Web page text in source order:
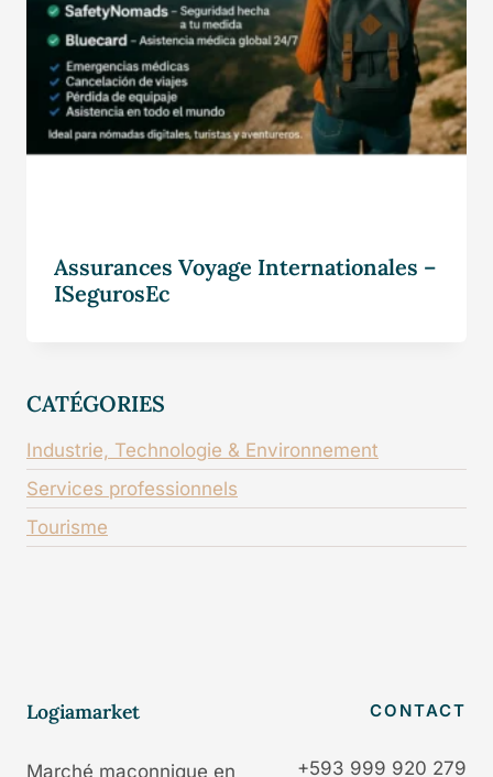
Assurances Voyage Internationales –
ISegurosEc
CATÉGORIES
Industrie, Technologie & Environnement
Services professionnels
Tourisme
Logiamarket
Marché maçonnique en
CONTACT
+593 999 920 279